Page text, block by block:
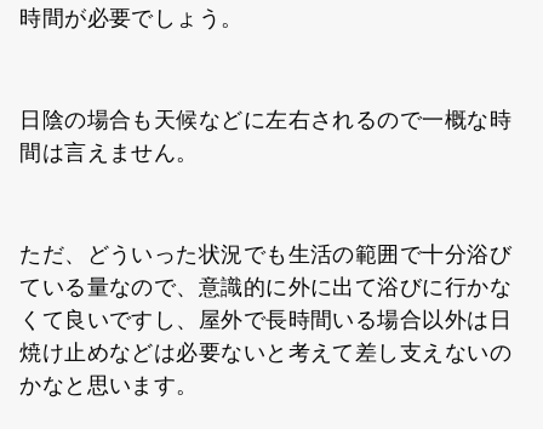
時間が必要でしょう。
日陰の場合も天候などに左右されるので一概な時
間は言えません。
ただ、どういった状況でも生活の範囲で十分浴び
ている量なので、意識的に外に出て浴びに行かな
くて良いですし、屋外で長時間いる場合以外は日
焼け止めなどは必要ないと考えて差し支えないの
かなと思います。